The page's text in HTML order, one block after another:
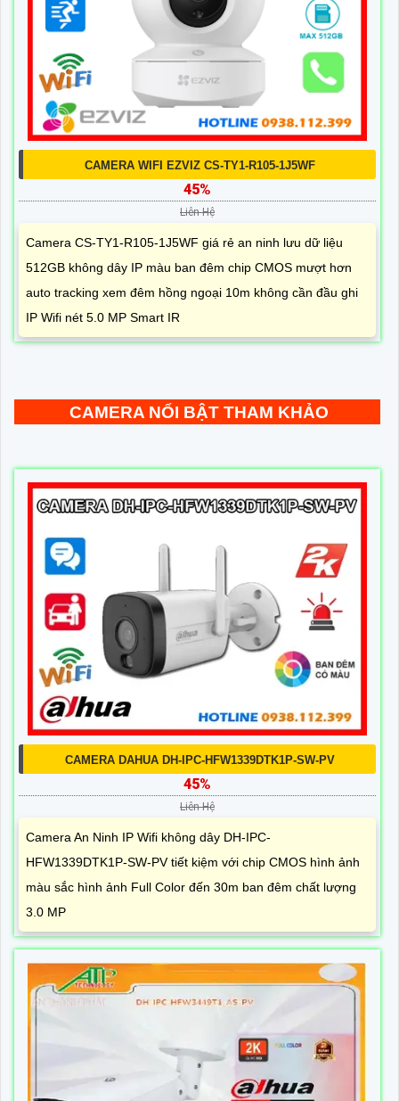
CAMERA WIFI EZVIZ CS-TY1-R105-1J5WF
45%
Liên Hệ
Camera CS-TY1-R105-1J5WF giá rẻ an ninh lưu dữ liệu
512GB không dây IP màu ban đêm chip CMOS mượt hơn
auto tracking xem đêm hồng ngoại 10m không cần đầu ghi
IP Wifi nét 5.0 MP Smart IR
CAMERA NỔI BẬT THAM KHẢO
CAMERA DAHUA DH-IPC-HFW1339DTK1P-SW-PV
45%
Liên Hệ
Camera An Ninh IP Wifi không dây DH-IPC-
HFW1339DTK1P-SW-PV tiết kiệm với chip CMOS hình ảnh
màu sắc hình ảnh Full Color đến 30m ban đêm chất lượng
3.0 MP